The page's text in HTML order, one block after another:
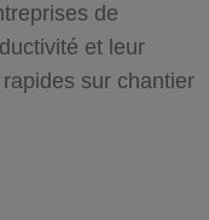
de
et leur
sur chantier